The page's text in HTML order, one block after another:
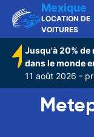
Mexique
LOCATION DE
VOITURES
Jusqu'à 20%
dans le monde
11 août 2026 -